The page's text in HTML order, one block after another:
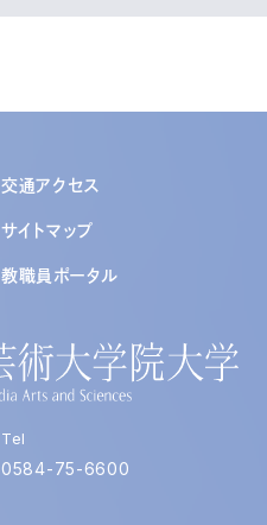
交通アクセス
サイトマップ
教職員ポータル
Tel
0584-75-6600